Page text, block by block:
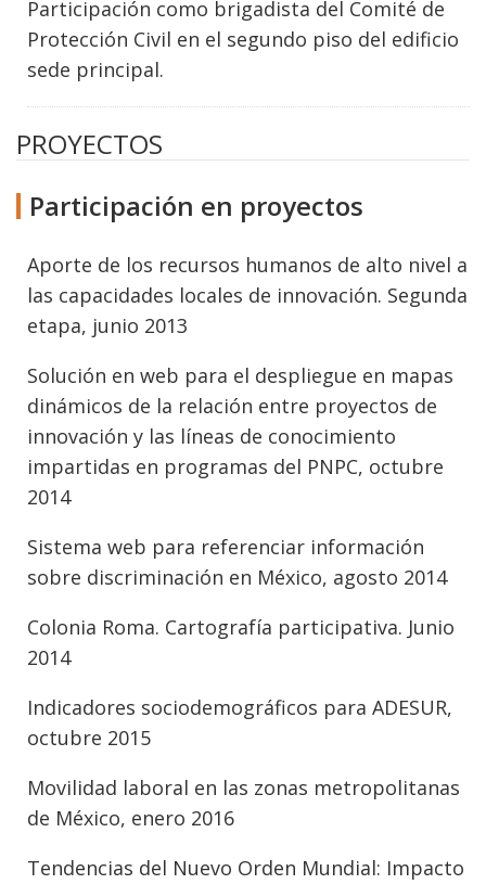
Participación como brigadista del Comité de
Protección Civil en el segundo piso del edificio
sede principal.
PROYECTOS
Participación en proyectos
Aporte de los recursos humanos de alto nivel a
las capacidades locales de innovación. Segunda
etapa, junio 2013
Solución en web para el despliegue en mapas
dinámicos de la relación entre proyectos de
innovación y las líneas de conocimiento
impartidas en programas del PNPC, octubre
2014
Sistema web para referenciar información
sobre discriminación en México, agosto 2014
Colonia Roma. Cartografía participativa. Junio
2014
Indicadores sociodemográficos para ADESUR,
octubre 2015
Movilidad laboral en las zonas metropolitanas
de México, enero 2016
Tendencias del Nuevo Orden Mundial: Impacto